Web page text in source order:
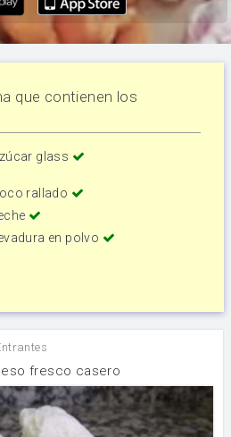
que contienen los
glass
rallado
en polvo
fresco casero